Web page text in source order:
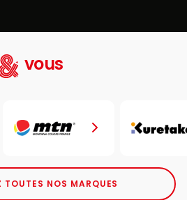
vous
TOUTES NOS MARQUES